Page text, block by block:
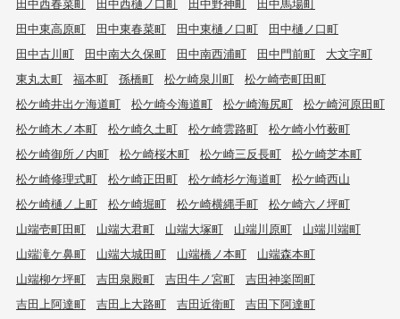
田中西春菜町
田中西樋ノ口町 田中野神町
田中馬場町
田中東高原町
田中東春菜町 田中東樋ノ口町
田中樋ノ口町
田中古川町
田中南大久保町 田中南西浦町 田中門前町
大文字町
東丸太町
福本町 孫橋町 松ケ崎泉川町
松ケ崎壱町田町
松ケ崎井出ケ海道町
松ケ崎今海道町 松ケ崎海尻町
松ケ崎河原田町
松ケ崎木ノ本町
松ケ崎久土町 松ケ崎雲路町
松ケ崎小竹薮町
松ケ崎御所ノ内町
松ケ崎桜木町 松ケ崎三反長町
松ケ崎芝本町
松ケ崎修理式町
松ケ崎正田町 松ケ崎杉ケ海道町
松ケ崎西山
松ケ崎樋ノ上町
松ケ崎堀町 松ケ崎横縄手町
松ケ崎六ノ坪町
山端壱町田町
山端大君町 山端大塚町 山端川原町
山端川端町
山端滝ケ鼻町
山端大城田町 山端橋ノ本町
山端森本町
山端柳ケ坪町
吉田泉殿町 吉田牛ノ宮町
吉田神楽岡町
吉田上阿達町
吉田上大路町 吉田近衛町
吉田下阿達町